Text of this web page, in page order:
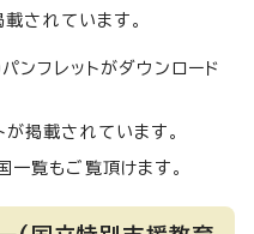
されています。
ンフレットがダウンロード
掲載されています。
覧もご覧頂けます。